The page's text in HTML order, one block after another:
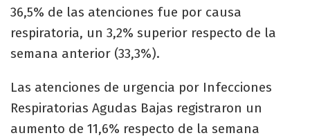
36,5% de las atenciones fue por causa
respiratoria, un 3,2% superior respecto de la
semana anterior (33,3%).​
Las atenciones de urgencia por Infecciones
Respiratorias Agudas Bajas registraron un
aumento de 11,6% respecto de la semana